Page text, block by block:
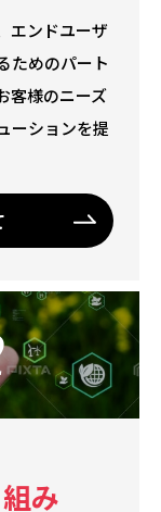
エンドユーザ
ためのパート
客様のニーズ
ーションを提
み